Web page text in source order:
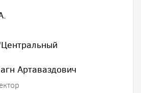
Артаваздович